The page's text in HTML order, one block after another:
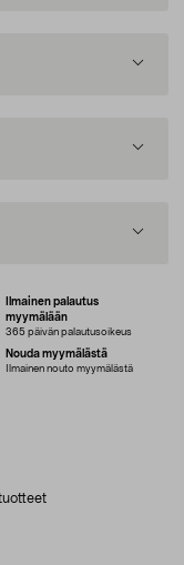
Ilmainen palautus
myymälään
365 päivän palautusoikeus
Nouda myymälästä
Ilmainen nouto myymälästä